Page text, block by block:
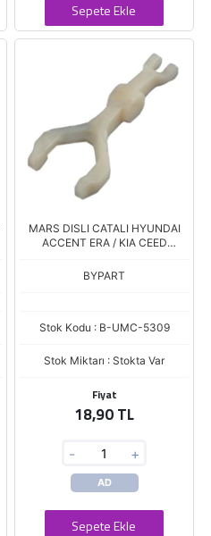
Sepete Ekle
MARS DISLI CATALI HYUNDAI
ACCENT ERA / KIA CEED
BYPART
Stok Kodu : B-UMC-5309
Stok Miktarı : Stokta Var
Fiyat
18,90 TL
- +
AD
Sepete Ekle